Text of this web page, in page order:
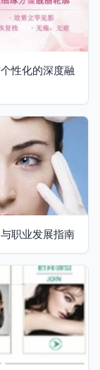
性化的深度融
职业发展指南